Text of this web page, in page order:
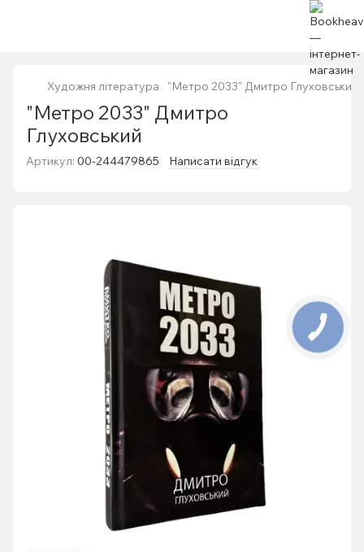
Художня література "Метро 2033" Дмитро Глуховський
"Метро 2033" Дмитро
Глуховський
Артикул: 00-244479865 Написати відгук